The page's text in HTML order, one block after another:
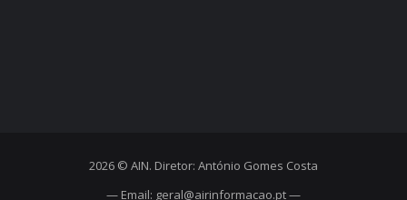
2026 © AIN. Diretor: António Gomes Costa
— Email: geral@airinformacao.pt —